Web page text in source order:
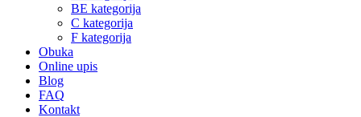
BE kategorija
C kategorija
F kategorija
Obuka
Online upis
Blog
FAQ
Kontakt